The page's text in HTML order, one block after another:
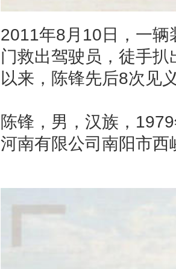
2011年8月10日，一辆
门救出驾驶员，徒手
以来，陈锋先后8次见
陈锋，男，汉族，
河南有限公司南阳市